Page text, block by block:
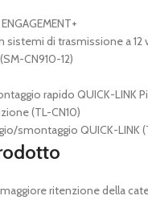
sistemi di trasmissione a 12
CN910-12)
rapido QUICK-LINK
(TL-CN10)
smontaggio QUICK-LINK
ritenzione della